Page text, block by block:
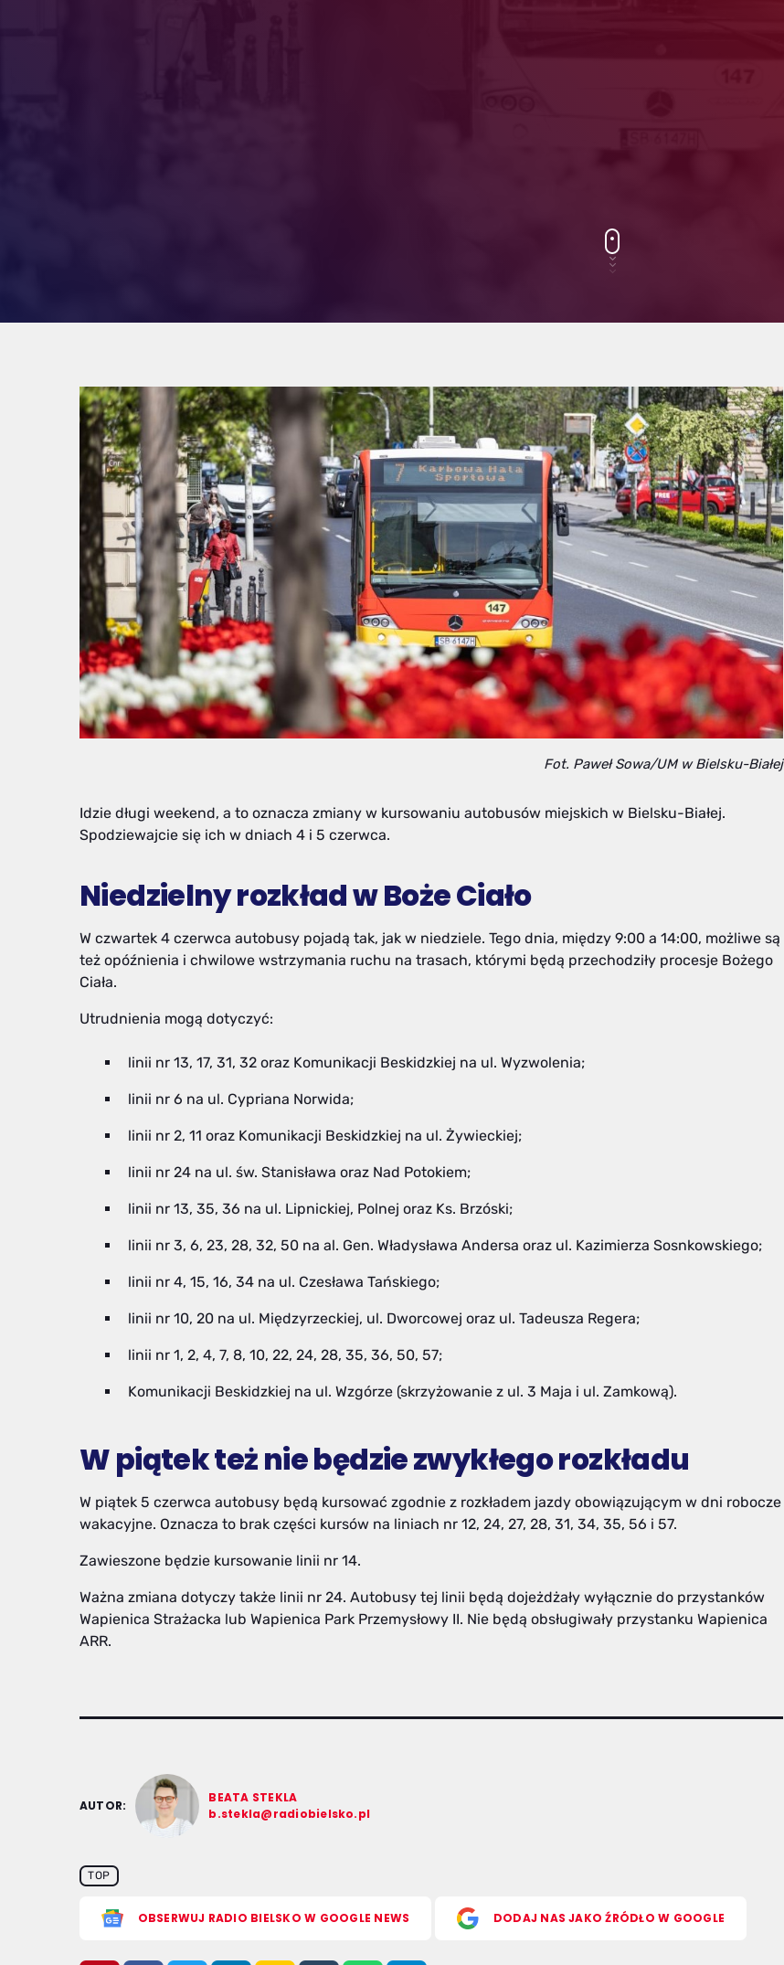
Fot. Paweł Sowa/UM w Bielsku-Białej
Idzie długi weekend, a to oznacza zmiany w kursowaniu autobusów miejskich w Bielsku-Białej.
Spodziewajcie się ich w dniach 4 i 5 czerwca.
Niedzielny rozkład w Boże Ciało
W czwartek 4 czerwca autobusy pojadą tak, jak w niedziele. Tego dnia, między 9:00 a 14:00, możliwe są
też opóźnienia i chwilowe wstrzymania ruchu na trasach, którymi będą przechodziły procesje Bożego
Ciała.
Utrudnienia mogą dotyczyć:
linii nr 13, 17, 31, 32 oraz Komunikacji Beskidzkiej na ul. Wyzwolenia;
linii nr 6 na ul. Cypriana Norwida;
linii nr 2, 11 oraz Komunikacji Beskidzkiej na ul. Żywieckiej;
linii nr 24 na ul. św. Stanisława oraz Nad Potokiem;
linii nr 13, 35, 36 na ul. Lipnickiej, Polnej oraz Ks. Brzóski;
linii nr 3, 6, 23, 28, 32, 50 na al. Gen. Władysława Andersa oraz ul. Kazimierza Sosnkowskiego;
linii nr 4, 15, 16, 34 na ul. Czesława Tańskiego;
linii nr 10, 20 na ul. Międzyrzeckiej, ul. Dworcowej oraz ul. Tadeusza Regera;
linii nr 1, 2, 4, 7, 8, 10, 22, 24, 28, 35, 36, 50, 57;
Komunikacji Beskidzkiej na ul. Wzgórze (skrzyżowanie z ul. 3 Maja i ul. Zamkową).
W piątek też nie będzie zwykłego rozkładu
W piątek 5 czerwca autobusy będą kursować zgodnie z rozkładem jazdy obowiązującym w dni robocze
wakacyjne. Oznacza to brak części kursów na liniach nr 12, 24, 27, 28, 31, 34, 35, 56 i 57.
Zawieszone będzie kursowanie linii nr 14.
Ważna zmiana dotyczy także linii nr 24. Autobusy tej linii będą dojeżdżały wyłącznie do przystanków
Wapienica Strażacka lub Wapienica Park Przemysłowy II. Nie będą obsługiwały przystanku Wapienica
ARR.
AUTOR:
BEATA STEKLA
b.stekla@radiobielsko.pl
TOP
OBSERWUJ RADIO BIELSKO W GOOGLE NEWS DODAJ NAS JAKO ŹRÓDŁO W GOOGLE